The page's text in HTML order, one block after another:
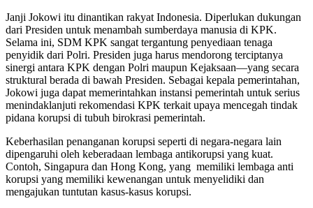
Janji Jokowi itu dinantikan rakyat Indonesia. Diperlukan dukungan
dari Presiden untuk menambah sumberdaya manusia di KPK.
Selama ini, SDM KPK sangat tergantung penyediaan tenaga
penyidik dari Polri. Presiden juga harus mendorong terciptanya
sinergi antara KPK dengan Polri maupun Kejaksaan—yang secara
struktural berada di bawah Presiden. Sebagai kepala pemerintahan,
Jokowi juga dapat memerintahkan instansi pemerintah untuk serius
menindaklanjuti rekomendasi KPK terkait upaya mencegah tindak
pidana korupsi di tubuh birokrasi pemerintah.
Keberhasilan penanganan korupsi seperti di negara-negara lain
dipengaruhi oleh keberadaan lembaga antikorupsi yang kuat.
Contoh, Singapura dan Hong Kong, yang memiliki lembaga anti
korupsi yang memiliki kewenangan untuk menyelidiki dan
mengajukan tuntutan kasus-kasus korupsi.